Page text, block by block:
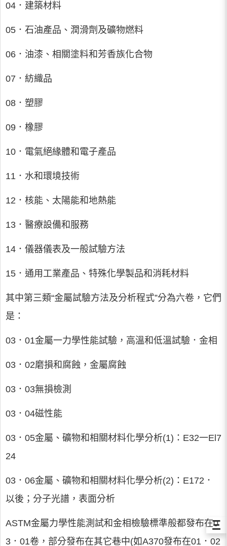
04．建築材料
05．石油產品、潤滑劑及礦物燃料
06．油漆、相關塗料和芳香族化合物
07．紡織品
08．塑膠
09．橡膠
10．電氣絕緣體和電子產品
11．水和環境技術
12．核能、太陽能和地熱能
13．醫療設備和服務
14．儀器儀表及一般試驗方法
15．通用工業產品、特殊化學製品和消耗材料
其中第三類“金屬試驗方法及分析程式”分為六卷，它們
是：
03．01金屬一力學性能試驗，高溫和低溫試驗．金相
03．02磨損和腐蝕，金屬腐蝕
03．03無損檢測
03．04磁性能
03．05金屬、礦物和相關材料化學分析(1)：E32一El7
24
03．06金屬、礦物和相關材料化學分析(2)：E172．
以後；分子光譜，表面分析
ASTM金屬力學性能測試和金相檢驗標準般都發布在0
3．01卷，部分發布在其它巷中(如A370發布在01．02
Ξ